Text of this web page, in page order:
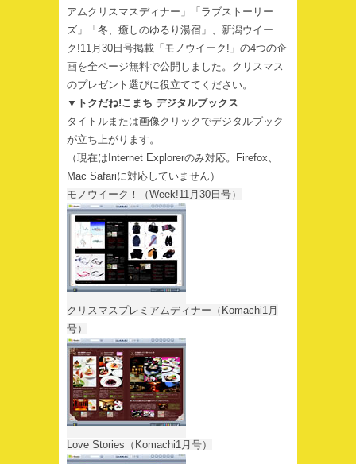
アムクリスマスディナー」「ラブストーリー
ズ」「冬、癒しのゆるり湯宿」、新潟ウイー
ク!11月30日号掲載「モノウイーク!」の4つの企
画を全ページ無料で公開しました。クリスマス
のプレゼント選びに役立ててください。
▼トクだね!こまち デジタルブックス
タイトルまたは画像クリックでデジタルブック
が立ち上がります。
（現在はInternet Explorerのみ対応。Firefox、
Mac Safariに対応していません）
モノウイーク！（Week!11月30日号）
クリスマスプレミアムディナー（Komachi1月
号）
Love Stories（Komachi1月号）